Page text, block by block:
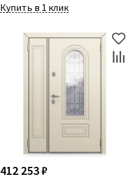
Купить в 1 клик
412 253 ₽